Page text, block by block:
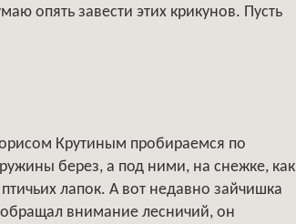
опять завести этих крикунов. Пусть
Крутиным пробираемся по
берез, а под ними, на снежке, как
лапок. А вот недавно зайчишка
внимание лесничий, он